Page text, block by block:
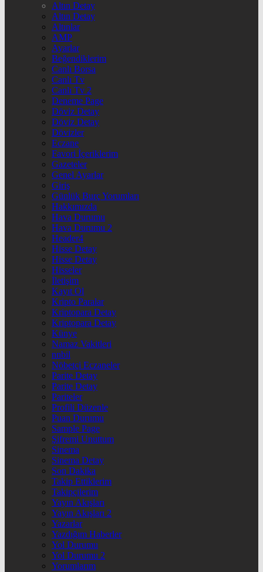
Altın Detay
Altın Detay
Altınlar
AMP
Ayarlar
Beğendiklerim
Canlı Borsa
Canlı Tv
Canlı Tv 2
Deneme Page
Döviz Detay
Döviz Detay
Dövizler
Eczane
Favori İçeriklerim
Gazeteler
Genel Ayarlar
Giriş
Günlük Burç Yorumları
Hakkımızda
Hava Durumu
Hava Durumu 2
Header4
Hisse Detay
Hisse Detay
Hisseler
İletişim
Kayıt Ol
Kripto Paralar
Kriptopara Detay
Kriptopara Detay
Künye
Namaz Vakitleri
nnbil
Nöbetçi Eczaneler
Parite Detay
Parite Detay
Pariteler
Profili Düzenle
Puan Durumu
Sample Page
Şifremi Unuttum
Sinema
Sinema Detay
Son Dakika
Takip Ettiklerim
Takipçilerim
Yayın Akışları
Yayın Akışları 2
Yazarlar
Yazdığım Haberler
Yol Durumu
Yol Durumu 2
Yorumlarım